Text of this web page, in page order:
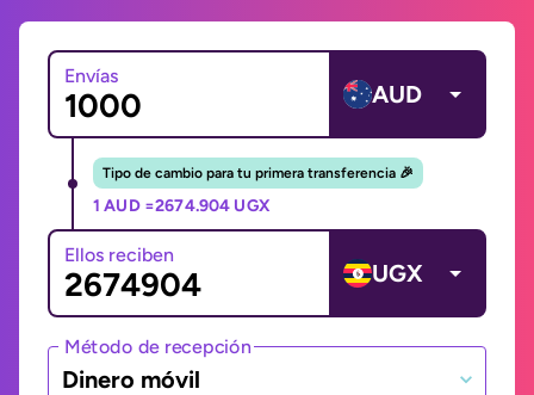
Envías
AUD
Tipo de cambio para tu primera transferencia 🎉
1 AUD =2674.904 UGX
Ellos reciben
UGX
Método de recepción
Dinero móvil